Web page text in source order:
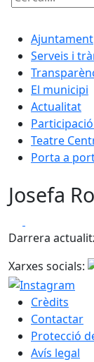
Cercar:
Ajuntament
Serveis i
El municipi
Actualitat
Teatre
Porta a
Josefa
Darrera
Xarxes socials:
Crèdits
Contactar
Protecció
Avís legal